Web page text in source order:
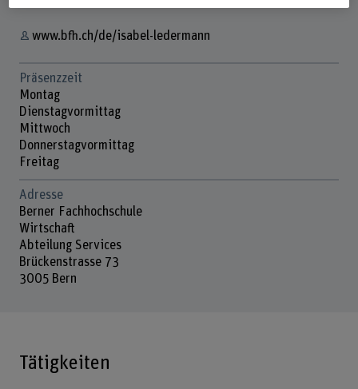
www.bfh.ch/de/isabel-ledermann
Präsenzzeit
Montag
Dienstagvormittag
Mittwoch
Donnerstagvormittag
Freitag
Adresse
Berner Fachhochschule
Wirtschaft
Abteilung Services
Brückenstrasse 73
3005 Bern
Tätigkeiten